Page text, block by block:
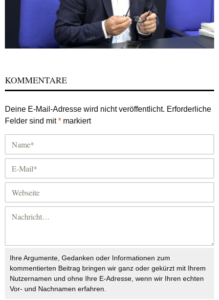
KOMMENTARE
Deine E-Mail-Adresse wird nicht veröffentlicht. Erforderliche
Felder sind mit* markiert
Ihre Argumente, Gedanken oder Informationen zum
kommentierten Beitrag bringen wir ganz oder gekürzt mit Ihrem
Nutzernamen und ohne Ihre E-Adresse, wenn wir Ihren echten
Vor- und Nachnamen erfahren.